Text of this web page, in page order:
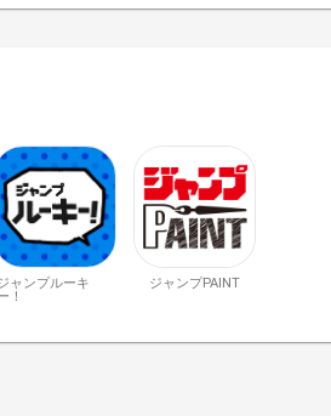
ャンプルーキ
！
ジャンプPAINT